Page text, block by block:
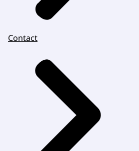
Contact